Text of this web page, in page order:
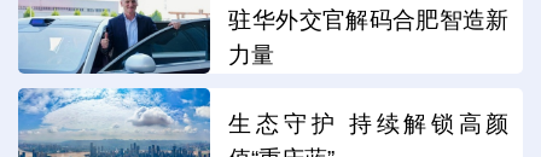
驻华外交官解码合肥智造新
力量
生态守护 持续解锁高颜